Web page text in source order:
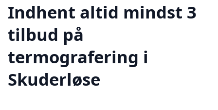
Indhent altid mindst 3
tilbud på
termografering i
Skuderløse